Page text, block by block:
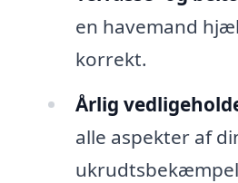
en havemand
korrekt.
Årlig
alle aspekter af